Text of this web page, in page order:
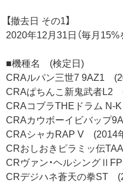
【撤去日 その1】
2020年12月31日（毎月15%
■機種名 (検定日)
CRAルパン三世7 9AZ1
CRAぱちんこ新鬼武者L2
CRAコブラTHEドラム N-
CRAカウボーイビバップ
CRAシャカRAP V (2014
CRおしおきピラミッ伝
CRヴァン・ヘルシング
CRデジハネ蒼天の拳ST